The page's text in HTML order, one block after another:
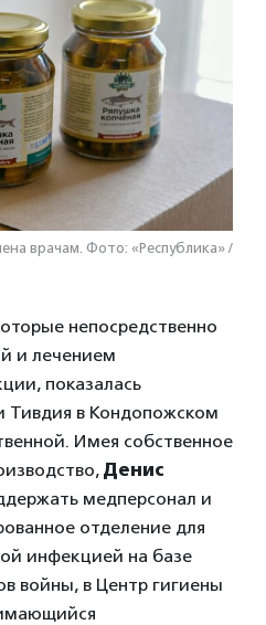
врачам. Фото: «Республика» /
непосредственно
и лечением
показалась
Тивдия в Кондопожском
Имея собственное
Денис
медперсонал и
отделение для
инфекцией на базе
войны, в Центр гигиены